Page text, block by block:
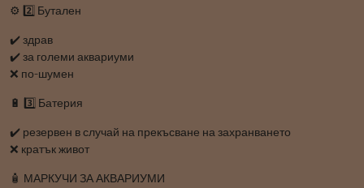
⚙️ 2️⃣ Бутален
✔️ здрав
✔️ за големи аквариуми
❌ по-шумен
🔋 3️⃣ Батерия
✔️ резервен в случай на прекъсване на захранването
❌ кратък живот
🧴 МАРКУЧИ ЗА АКВАРИУМИ